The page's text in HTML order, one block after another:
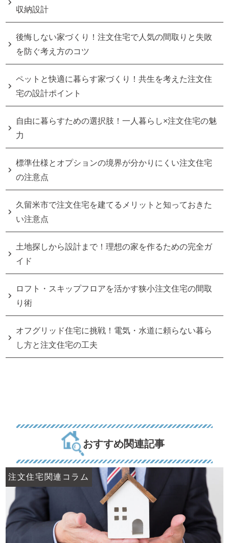
収納設計
後悔しない家づくり！注文住宅で人気の間取りと失敗
を防ぐ考え方のコツ
ペットと快適に暮らす家づくり！共生を考えた注文住
宅の設計ポイント
自由に暮らすための選択肢！一人暮らし×注文住宅の魅
力
標準仕様とオプションの境界が分かりにくい注文住宅
の注意点
久留米市で注文住宅を建てるメリットと知っておきた
い注意点
土地探しから設計まで！理想の家を作るための完全ガ
イド
ロフト・スキップフロアを活かす狭小注文住宅の間取
り術
オフグリッド住宅に挑戦！電気・水道に頼らない暮ら
し方と注文住宅の工夫
おすすめ関連記事
注文住宅関連コラム